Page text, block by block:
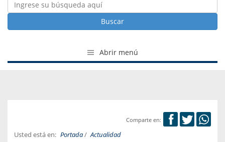
Buscar
Abrir menú
Comparte en:
Usted está en: Portada/ Actualidad